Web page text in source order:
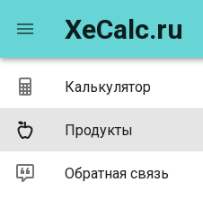
Калькулятор
Продукты
Обратная связь
XeCalc.ru